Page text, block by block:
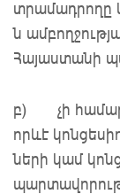
տրամադրողը
ն
Հայաստանի
բ) չի
որևէ
ների կամ